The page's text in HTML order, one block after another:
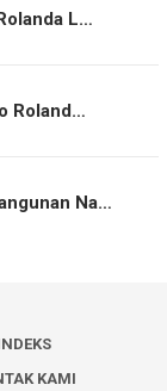
L…
Roland…
Na…
KAMI